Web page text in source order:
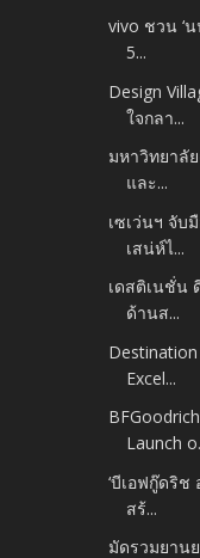
vivo ชวน ‘
5...
Design
ใจกลา...
มหาวิทยาลั
และ...
เซเว่นฯ จับ
เสน่ห์ไ...
เดสติเนชั่น
ด้านส...
Excel...
Launch
‘บีเอฟกู๊ดริช
สร้...
มัดรวมยาน